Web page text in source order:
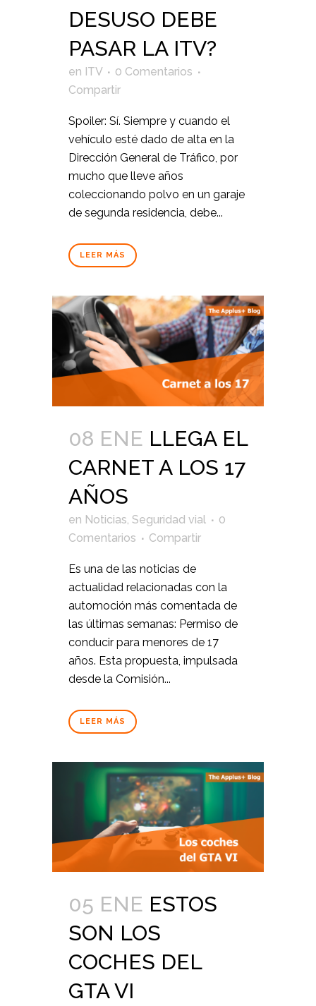
DESUSO DEBE
PASAR LA ITV?
en ITV
0 Comentarios
Compartir
Spoiler: Sí. Siempre y cuando el
vehículo esté dado de alta en la
Dirección General de Tráfico, por
mucho que lleve años
coleccionando polvo en un garaje
de segunda residencia, debe...
LEER MÁS
08 ENE LLEGA EL
CARNET A LOS 17
AÑOS
en Noticias Seguridad vial
0
Comentarios
Compartir
Es una de las noticias de
actualidad relacionadas con la
automoción más comentada de
las últimas semanas: Permiso de
conducir para menores de 17
años. Esta propuesta, impulsada
desde la Comisión...
LEER MÁS
05 ENE ESTOS
SON LOS
COCHES DEL
GTA VI